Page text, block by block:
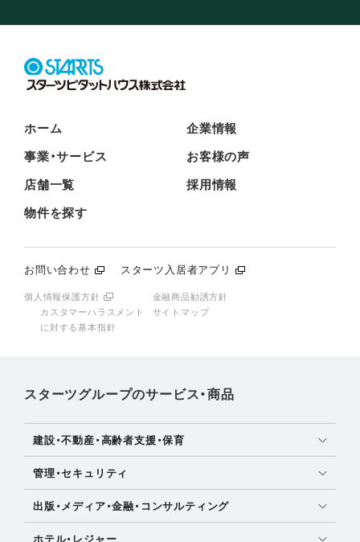
ホーム 企業情報
事業・サービス お客様の声
店舗一覧 採用情報
物件を探す
お問い合わせ スターツ入居者アプリ
個人情報保護方針
金融商品勧誘方針
カスタマーハラスメント
に対する基本指針
サイトマップ
スターツグループのサービス・商品
建設・不動産・高齢者支援・保育
土地活用・免震住宅
新築分譲マンション・新築戸建
賃貸・売買物件情報
管理・セキュリティ
マンション・アパート管理
社宅管理
出版・メディア・金融・コンサルティング
女性・OL向け情報
ホテル・レジャー